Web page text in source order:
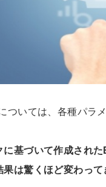
ついては、各種パラ
に基づいて作成され
は驚くほど変わって